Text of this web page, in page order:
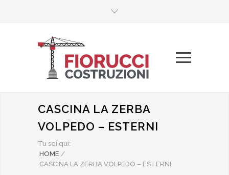
CASCINA LA ZERBA
VOLPEDO – ESTERNI
Tu sei qui:
HOME /
CASCINA LA ZERBA VOLPEDO – ESTERNI